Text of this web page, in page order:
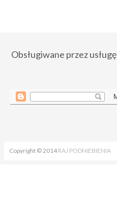
Obsługiwane przez usługę
Copyright © 2014 RAJ PODNIEBIENIA